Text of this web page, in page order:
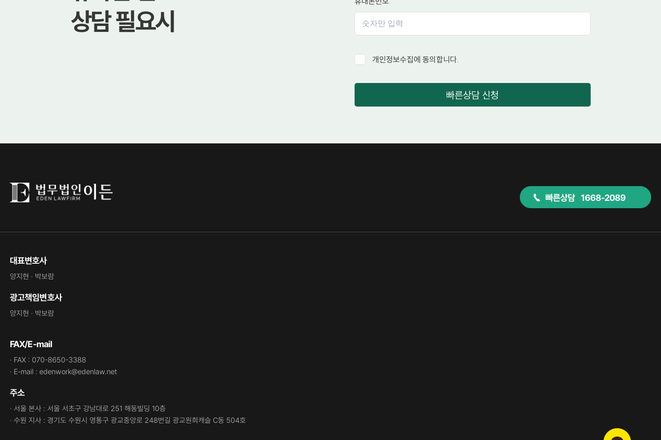
상담 필요시
개인정보수집에 동의합니다.
빠른상담 신청
빠른상담 1668-2089
대표변호사
양지현 · 박보람
광고책임변호사
양지현 · 박보람
FAX/E-mail
· FAX : 070-8650-3388
· E-mail : edenwork@edenlaw.net
주소
· 서울 본사 : 서울 서초구 강남대로 251 해동빌딩 10층
· 수원 지사 : 경기도 수원시 영통구 광교중앙로 248번길 광교원희캐슬 C동 504호